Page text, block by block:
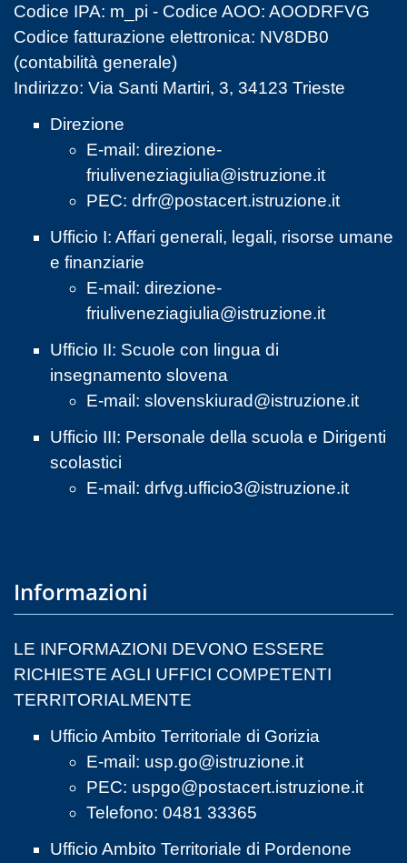
Codice IPA: m_pi - Codice AOO: AOODRFVG
Codice fatturazione elettronica: NV8DB0
(contabilità generale)
Indirizzo: Via Santi Martiri, 3, 34123 Trieste
Direzione
E-mail: direzione-
friuliveneziagiulia@istruzione.it
PEC: drfr@postacert.istruzione.it
Ufficio I: Affari generali, legali, risorse umane
e finanziarie
E-mail: direzione-
friuliveneziagiulia@istruzione.it
Ufficio II: Scuole con lingua di
insegnamento slovena
E-mail: slovenskiurad@istruzione.it
Ufficio III: Personale della scuola e Dirigenti
scolastici
E-mail: drfvg.ufficio3@istruzione.it
Informazioni
LE INFORMAZIONI DEVONO ESSERE
RICHIESTE AGLI UFFICI COMPETENTI
TERRITORIALMENTE
Ufficio Ambito Territoriale di Gorizia
E-mail: usp.go@istruzione.it
PEC: uspgo@postacert.istruzione.it
Telefono: 0481 33365
Ufficio Ambito Territoriale di Pordenone